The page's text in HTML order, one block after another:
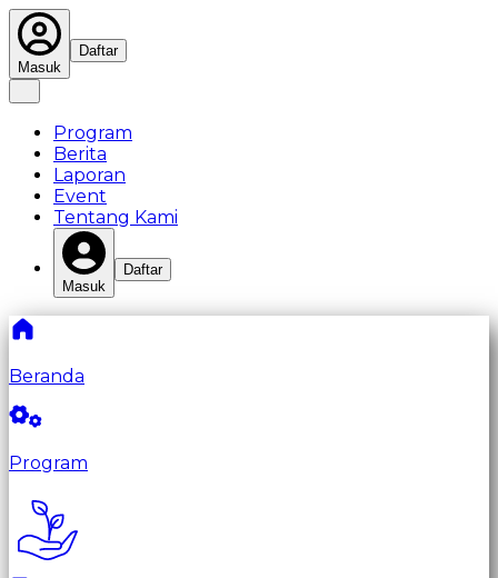
Masuk
Daftar
Program
Berita
Laporan
Event
Tentang Kami
Masuk
Daftar
Beranda
Program